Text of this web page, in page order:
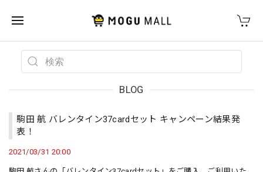
BLOG
駒田 航 バレンタイン37cardセット キャンペーン結果発
表！
2021/03/31 20:00